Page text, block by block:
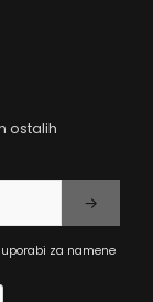
ostalih
za namene